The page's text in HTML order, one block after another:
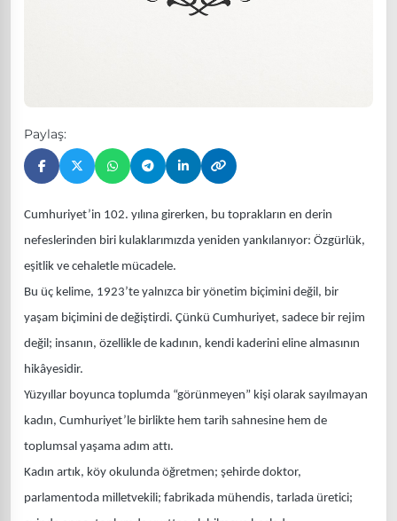
Paylaş:
Cumhuriyet’in 102. yılına girerken, bu toprakların en derin
nefeslerinden biri kulaklarımızda yeniden yankılanıyor: Özgürlük,
eşitlik ve cehaletle mücadele.
Bu üç kelime, 1923’te yalnızca bir yönetim biçimini değil, bir
yaşam biçimini de değiştirdi. Çünkü Cumhuriyet, sadece bir rejim
değil; insanın, özellikle de kadının, kendi kaderini eline almasının
hikâyesidir.
Yüzyıllar boyunca toplumda “görünmeyen” kişi olarak sayılmayan
kadın, Cumhuriyet’le birlikte hem tarih sahnesine hem de
toplumsal yaşama adım attı.
Kadın artık, köy okulunda öğretmen; şehirde doktor,
parlamentoda milletvekili; fabrikada mühendis, tarlada üretici;